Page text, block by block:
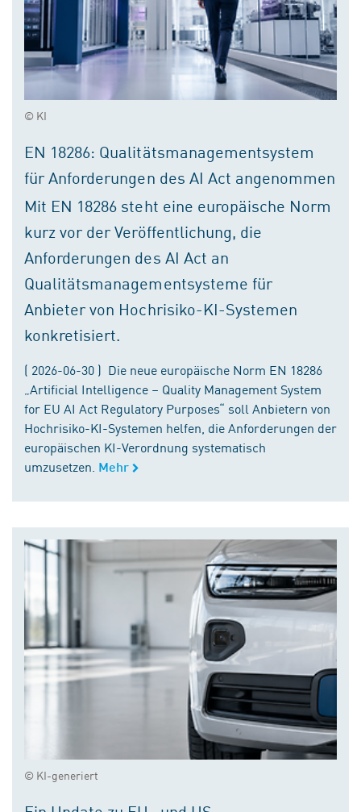
© KI
EN 18286: Qualitätsmanagementsystem
für Anforderungen des AI Act angenommen
Mit EN 18286 steht eine europäische Norm
kurz vor der Veröffentlichung, die
Anforderungen des AI Act an
Qualitätsmanagementsysteme für
Anbieter von Hochrisiko-KI-Systemen
konkretisiert.
( 2026-06-30 ) Die neue europäische Norm EN 18286
„Artificial Intelligence – Quality Management System
for EU AI Act Regulatory Purposes“ soll Anbietern von
Hochrisiko-KI-Systemen helfen, die Anforderungen der
europäischen KI-Verordnung systematisch
umzusetzen. Mehr
© KI-generiert